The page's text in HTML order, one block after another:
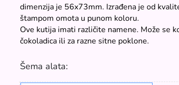
dimenzija je 56x73mm. Izrađena je od
štampom omota u punom koloru.
Ove kutija imati različite namene. Može se
čokoladica ili za razne sitne poklone.
Šema alata: